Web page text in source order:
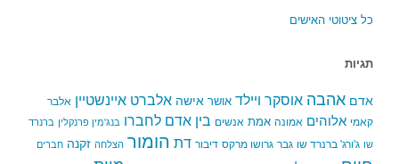
כל ציטוטי האישים
תגיות
אדם אהבה אוסקר ויילד אושר אישה אלברט איינשטיין אלבר
קאמי אלוהים אמונה אמת אנשים בין אדם לחברו בנג'מין פרנקלין ברנרד
שו ג'ורג' ברנרד שו גבר גרושו מרקס דיבור דת הומור הצלחה זקנה חברים